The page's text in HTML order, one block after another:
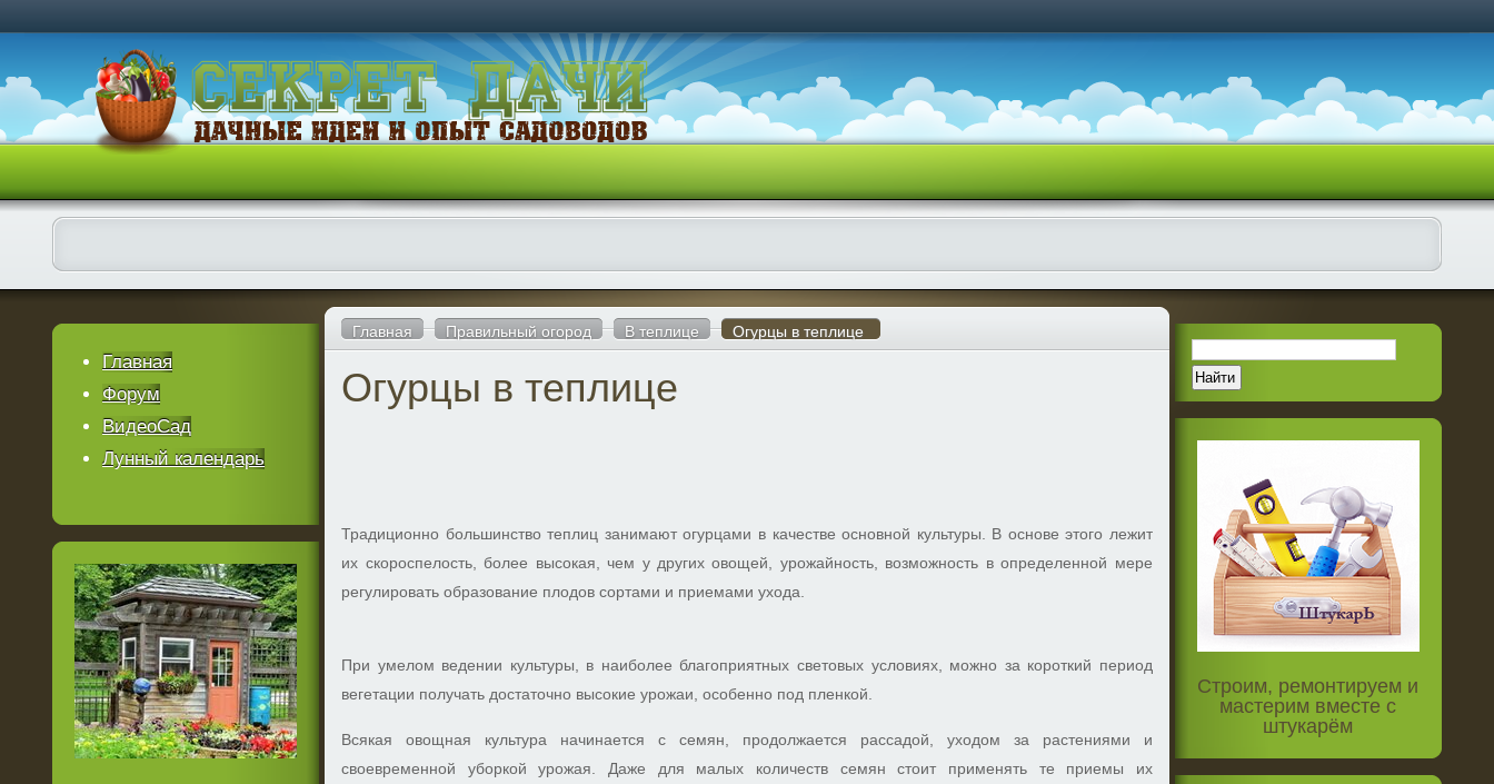
Главная Правильный огород В теплице Огурцы в теплице
Огурцы в теплице
Традиционно большинство теплиц занимают огурцами в качестве основной культуры. В основе этого лежит
их скороспелость, более высокая, чем у других овощей, урожайность, возможность в определенной мере
регулировать образование плодов сортами и приемами ухода.
При умелом ведении культуры, в наиболее благоприятных световых условиях, можно за короткий период
вегетации получать достаточно высокие урожаи, особенно под пленкой.
Всякая овощная культура начинается с семян, продолжается рассадой, уходом за растениями и
своевременной уборкой урожая. Даже для малых количеств семян стоит применять те приемы их
Главная
Форум
ВидеоСад
Лунный календарь
Строим, ремонтируем и
мастерим вместе с
штукарём